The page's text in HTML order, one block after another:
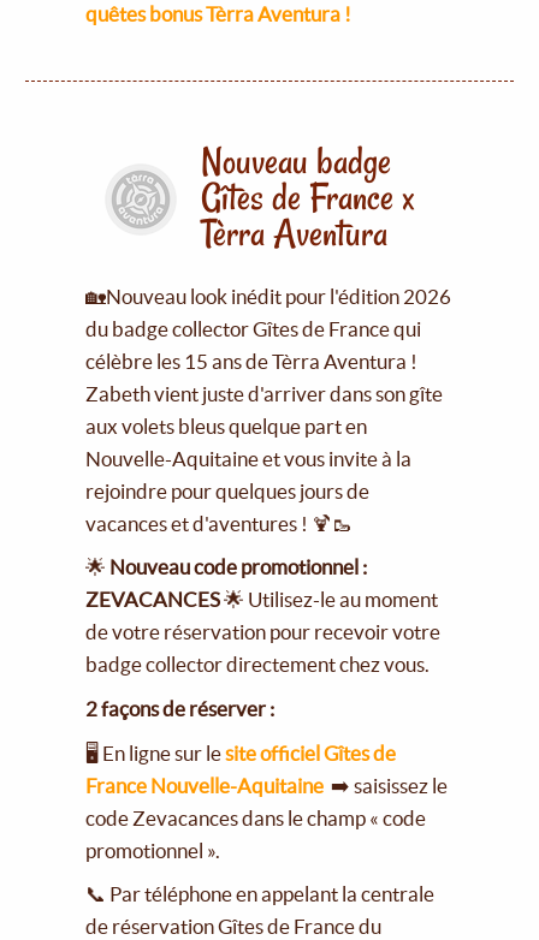
quêtes bonus Tèrra Aventura !
Nouveau badge
Gîtes de France x
Tèrra Aventura
🏡Nouveau look inédit pour l'édition 2026
du badge collector Gîtes de France qui
célèbre les 15 ans de Tèrra Aventura !
Zabeth vient juste d'arriver dans son gîte
aux volets bleus quelque part en
Nouvelle-Aquitaine et vous invite à la
rejoindre pour quelques jours de
vacances et d'aventures ! 🍹🥾
🌟 Nouveau code promotionnel :
ZEVACANCES🌟 Utilisez-le au moment
de votre réservation pour recevoir votre
badge collector directement chez vous.
2 façons de réserver :
🖥️ En ligne sur lesite officiel Gîtes de
France Nouvelle-Aquitaine ➡️ saisissez le
code Zevacances dans le champ « code
promotionnel ».
📞 Par téléphone en appelant la centrale
de réservation Gîtes de France du